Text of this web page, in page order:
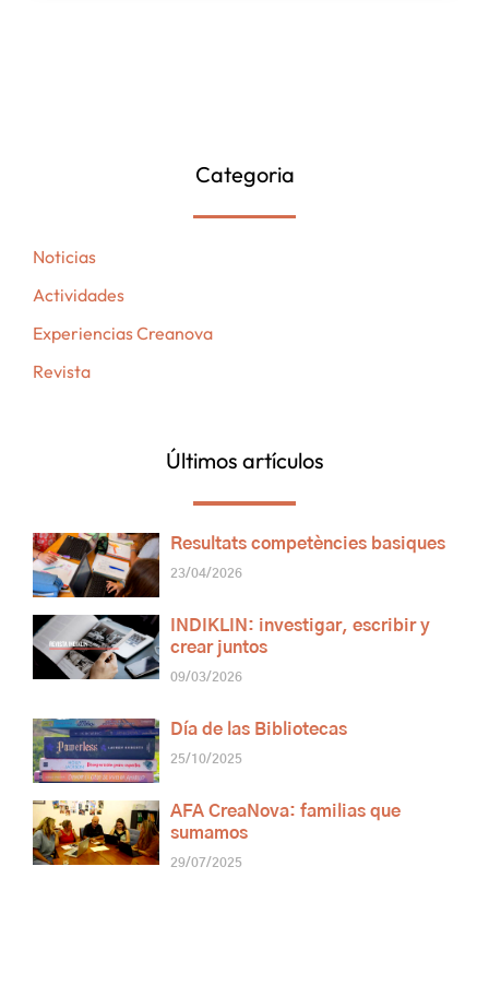
Categoria
Noticias
Actividades
Experiencias Creanova
Revista
Últimos artículos
Resultats competències basiques
23/04/2026
INDIKLIN: investigar, escribir y
crear juntos
09/03/2026
Día de las Bibliotecas
25/10/2025
AFA CreaNova: familias que
sumamos
29/07/2025